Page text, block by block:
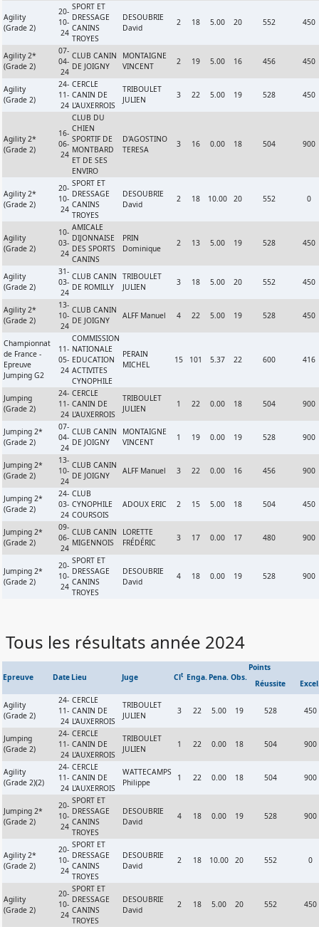
Agility
(Grade 2)
20-
10-
24
SPORT ET
DRESSAGE
CANINS
TROYES
DESOUBRIE
David
2 18 5.00 20 552 450
Agility 2*
(Grade 2)
07-
04-
24
CLUB CANIN
DE JOIGNY
MONTAIGNE
VINCENT
2 19 5.00 16 456 450
Agility
(Grade 2)
24-
11-
24
CERCLE
CANIN DE
L'AUXERROIS
TRIBOULET
JULIEN
3 22 5.00 19 528 450
Agility 2*
(Grade 2)
16-
06-
24
CLUB DU
CHIEN
SPORTIF DE
MONTBARD
ET DE SES
ENVIRO
D'AGOSTINO
TERESA
3 16 0.00 18 504 900
Agility 2*
(Grade 2)
20-
10-
24
SPORT ET
DRESSAGE
CANINS
TROYES
DESOUBRIE
David
2 18 10.00 20 552 0
Agility
(Grade 2)
10-
03-
24
AMICALE
DIJONNAISE
DES SPORTS
CANINS
PRIN
Dominique
2 13 5.00 19 528 450
Agility
(Grade 2)
31-
03-
24
CLUB CANIN
DE ROMILLY
TRIBOULET
JULIEN
3 18 5.00 20 552 450
Agility 2*
(Grade 2)
13-
10-
24
CLUB CANIN
DE JOIGNY
ALFF Manuel 4 22 5.00 19 528 450
Championnat
de France -
Epreuve
Jumping G2
11-
05-
24
COMMISSION
NATIONALE
EDUCATION
ACTIVITES
CYNOPHILE
PERAIN
MICHEL
15 101 5.37 22 600 416
Jumping
(Grade 2)
24-
11-
24
CERCLE
CANIN DE
L'AUXERROIS
TRIBOULET
JULIEN
1 22 0.00 18 504 900
Jumping 2*
(Grade 2)
07-
04-
24
CLUB CANIN
DE JOIGNY
MONTAIGNE
VINCENT
1 19 0.00 19 528 900
Jumping 2*
(Grade 2)
13-
10-
24
CLUB CANIN
DE JOIGNY
ALFF Manuel 3 22 0.00 16 456 900
Jumping 2*
(Grade 2)
24-
03-
24
CLUB
CYNOPHILE
COURSOIS
ADOUX ERIC 2 15 5.00 18 504 450
Jumping 2*
(Grade 2)
09-
06-
24
CLUB CANIN
MIGENNOIS
LORETTE
FRÉDÉRIC
3 17 0.00 17 480 900
Jumping 2*
(Grade 2)
20-
10-
24
SPORT ET
DRESSAGE
CANINS
TROYES
DESOUBRIE
David
4 18 0.00 19 528 900
Tous les résultats année 2024
Epreuve Date Lieu Juge Clt Enga. Pena. Obs.
Points
Réussite
Agility
(Grade 2)
24-
11-
24
CERCLE
CANIN DE
L'AUXERROIS
TRIBOULET
JULIEN
3 22 5.00 19 528 450
Jumping
(Grade 2)
24-
11-
24
CERCLE
CANIN DE
L'AUXERROIS
TRIBOULET
JULIEN
1 22 0.00 18 504 900
Agility
(Grade 2)(2)
24-
11-
24
CERCLE
CANIN DE
L'AUXERROIS
WATTECAMPS
Philippe
1 22 0.00 18 504 900
Jumping 2*
(Grade 2)
20-
10-
24
SPORT ET
DRESSAGE
CANINS
TROYES
DESOUBRIE
David
4 18 0.00 19 528 900
Agility 2*
(Grade 2)
20-
10-
24
SPORT ET
DRESSAGE
CANINS
TROYES
DESOUBRIE
David
2 18 10.00 20 552 0
Agility
(Grade 2)
20-
10-
24
SPORT ET
DRESSAGE
CANINS
TROYES
DESOUBRIE
David
2 18 5.00 20 552 450